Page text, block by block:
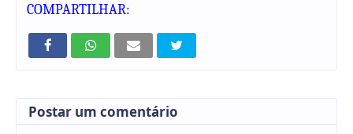
COMPARTILHAR:
Postar um comentário